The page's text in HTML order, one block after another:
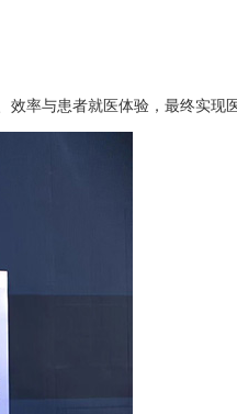
率与患者就医体验，最终实现